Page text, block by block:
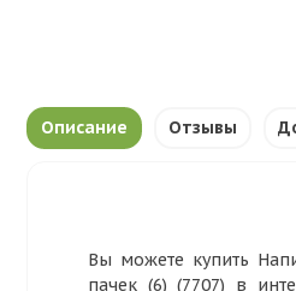
Описание Отзывы
Вы можете купить
пачек (6) (7707) в